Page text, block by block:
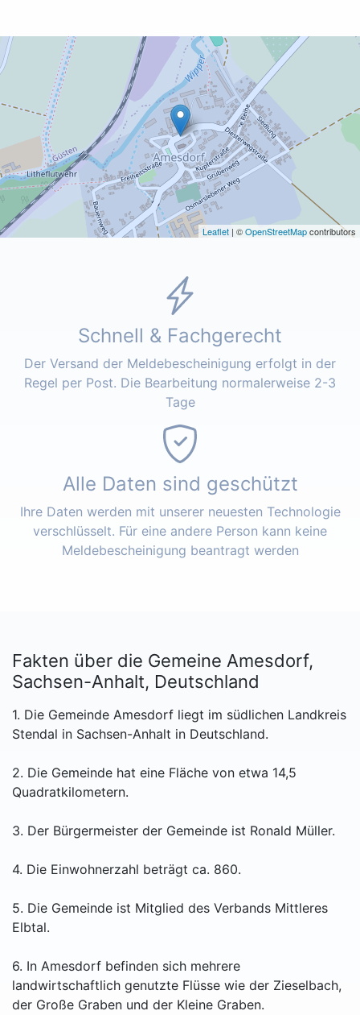
Leaflet | ©OpenStreetMapcontributors
Schnell & Fachgerecht
Der Versand der Meldebescheinigung erfolgt in der
Regel per Post. Die Bearbeitung normalerweise 2-3
Tage
Alle Daten sind geschützt
Ihre Daten werden mit unserer neuesten Technologie
verschlüsselt. Für eine andere Person kann keine
Meldebescheinigung beantragt werden
Fakten über die Gemeine Amesdorf,
Sachsen-Anhalt, Deutschland
1. Die Gemeinde Amesdorf liegt im südlichen Landkreis
Stendal in Sachsen-Anhalt in Deutschland.
2. Die Gemeinde hat eine Fläche von etwa 14,5
Quadratkilometern.
3. Der Bürgermeister der Gemeinde ist Ronald Müller.
4. Die Einwohnerzahl beträgt ca. 860.
5. Die Gemeinde ist Mitglied des Verbands Mittleres
Elbtal.
6. In Amesdorf befinden sich mehrere
landwirtschaftlich genutzte Flüsse wie der Zieselbach,
der Große Graben und der Kleine Graben.